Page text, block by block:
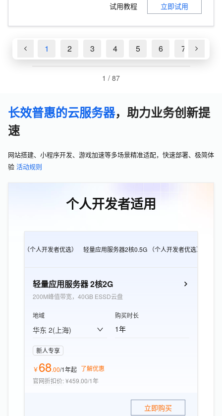
试用教程 立即试用
1 2 3 4 5 6 7
1 / 87
长效普惠的云服务器，助力业务创新提
速
网站搭建、小程序开发、游戏加速等多场景精准适配，快速部署、极简体
验 活动规则
个人开发者适用
e实例 （个人开发者优选） 轻量应用服务器2核0.5G （个人开发者优选）
轻量应用服务器 2核2G
200M峰值带宽，40GB ESSD云盘
地域
华东 2(上海)
购买时长
1年
新人专享
￥68.00/1年起 了解优惠
官网折扣价:¥459.00/1年
立即购买